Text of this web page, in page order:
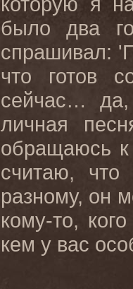
было два
спрашивал:
что готов
сейчас…да
личная
обращаюсь к
считаю, что
разному, он
кому-то,
кем у вас